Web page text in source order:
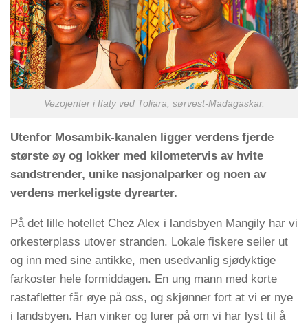
Vezojenter i Ifaty ved Toliara, sørvest-Madagaskar.
Utenfor Mosambik-kanalen ligger verdens fjerde
største øy og lokker med kilometervis av hvite
sandstrender, unike nasjonalparker og noen av
verdens merkeligste dyrearter.
På det lille hotellet Chez Alex i landsbyen Mangily har vi
orkesterplass utover stranden. Lokale fiskere seiler ut
og inn med sine antikke, men usedvanlig sjødyktige
farkoster hele formiddagen. En ung mann med korte
rastafletter får øye på oss, og skjønner fort at vi er nye
i landsbyen. Han vinker og lurer på om vi har lyst til å